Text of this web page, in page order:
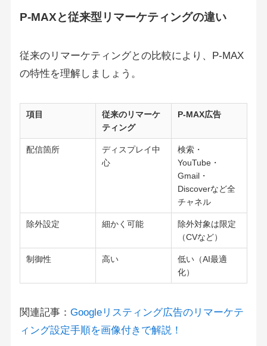
P-MAXと従来型リマーケティングの違い
従来のリマーケティングとの比較により、P-MAX
の特性を理解しましょう。
項目
従来のリマーケ
ティング
P-MAX広告
配信箇所
ディスプレイ中
心
検索・
YouTube・
Gmail・
Discoverなど全
チャネル
除外設定 細かく可能
除外対象は限定
（CVなど）
制御性 高い
低い（AI最適
化）
関連記事： Googleリスティング広告のリマーケテ
ィング設定手順を画像付きで解説！